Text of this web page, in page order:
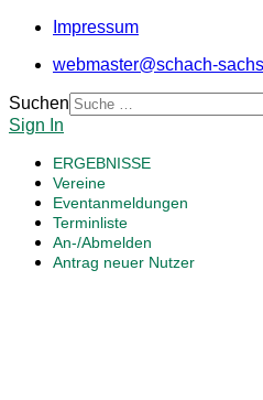
Impressum
webmaster@schach-
Suchen
Sign In
ERGEBNISSE
Vereine
Eventanmeldungen
Terminliste
An-/Abmelden
Antrag neuer Nutzer